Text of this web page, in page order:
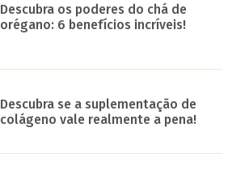
Descubra os poderes do chá de
orégano: 6 benefícios incríveis!
Descubra se a suplementação de
colágeno vale realmente a pena!